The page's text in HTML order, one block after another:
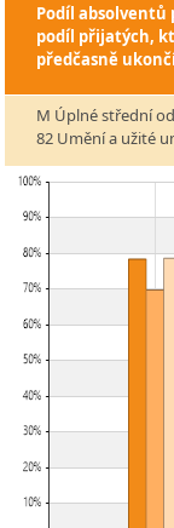
Podíl absolventů
podíl přijatých,
předčasně
M Úplné střední
82 Umění a užité